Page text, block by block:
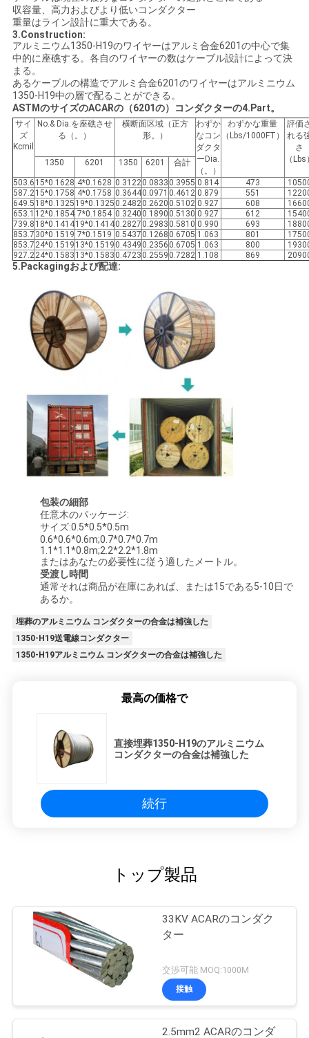
し
な
さ
い
図
PRIVACY
POLICY
収容量、高力およびより低いコンダクター
重量はライン設計に重大である。
3.Construction:
アルミニウム1350-H19のワイヤーはアルミ合金6201の中心で集
中的に座礁する。各自のワイヤーの数はケーブル設計によって決
まる。
あるケーブルの構造でアルミ合金6201のワイヤーはアルミニウム
1350-H19中の層で配ることができる。
ASTMのサイズのACARの（6201の）コンダクターの4.Part。
サイ
ズ
Kcmil
No.& Dia.を座礁させ
る（。）
横断面区域（正方
形。）
わずか
なコン
ダクタ
ーDia.
（。）
わずかな重量
（Lbs/1000FT）
評価
れる
さ
（Lbs
1350 6201 1350 6201 合計
503.6 15*0.1628 4*0.1628 0.31220.0833 0.3955 0.814 473
587.215*0.1758 4*0.1758 0.36440.0971 0.4612 0.879 551
649.5 18*0.1325 19*0.1325 0.24820.2620 0.5102 0.927 608
653.1 12*0.1854 7*0.1854 0.3240 0.1890 0.5130 0.927 612
739.8 18*0.141419*0.14140.2827 0.2983 0.5810 0.990 693
853.7 30*0.1519 7*0.1519 0.5437 0.1268 0.6705 1.063 801
853.7 24*0.1519 13*0.1519 0.4349 0.2356 0.6705 1.063 800
927.224*0.1583 13*0.1583 0.4723 0.2559 0.7282 1.108 869
5.Packagingおよび配達:
包装の細部
任意木のパッケージ:
サイズ:0.5*0.5*0.5m
0.6*0.6*0.6m;0.7*0.7*0.7m
1.1*1.1*0.8m;2.2*2.2*1.8m
またはあなたの必要性に従う適したメートル。
受渡し時間
通常それは商品が在庫にあれば、または15である5-10日で
あるか。
埋葬のアルミニウム コンダクターの合金は補強した
1350-H19送電線コンダクター
1350-H19アルミニウム コンダクターの合金は補強した
最高の価格で
直接埋葬1350-H19のアルミニウム
コンダクターの合金は補強した
続行
トップ製品
33KV ACARのコンダク
ター
交渉可能 MOQ:1000M
接触
2.5mm2 ACARのコンダ